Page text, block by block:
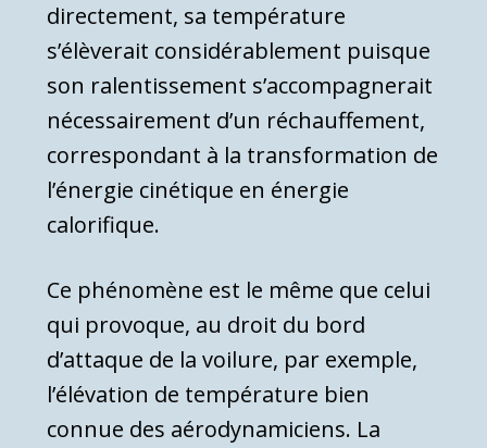
directement, sa température
s’élèverait considérablement puisque
son ralentisse­ment s’accompagnerait
nécessairement d’un réchauf­fement,
correspondant à la transformation de
l’éner­gie cinétique en énergie
calorifique.
Ce phénomène est le même que celui
qui provoque, au droit du bord
d’attaque de la voilure, par exemple,
l’élévation de température bien
connue des aérodynamiciens. La